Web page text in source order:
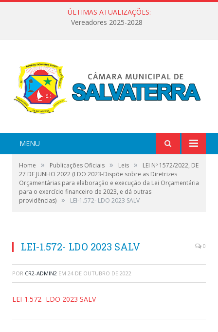
ÚLTIMAS ATUALIZAÇÕES:
Vereadores 2025-2028
MENU
Home » Publicações Oficiais » Leis »
LEI Nº 1572/2022, DE
27 DE JUNHO 2022 (LDO 2023-Dispõe sobre as Diretrizes
Orçamentárias para elaboração e execução da Lei Orçamentária
para o exercício financeiro de 2023, e dá outras
providências) » LEI-1.572- LDO 2023 SALV
LEI-1.572- LDO 2023 SALV 0
POR CR2-ADMIN2 EM 24 DE OUTUBRO DE 2022
LEI-1.572- LDO 2023 SALV